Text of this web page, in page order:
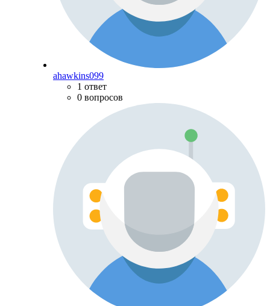
ahawkins099
1 ответ
0 вопросов